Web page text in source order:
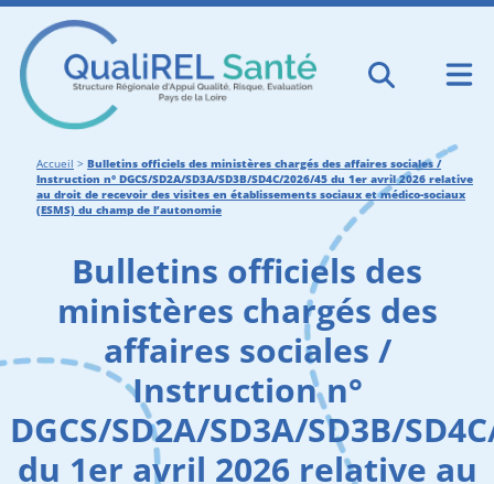
Accueil > Bulletins officiels des ministères chargés des affaires sociales /
Instruction n° DGCS/SD2A/SD3A/SD3B/SD4C/2026/45 du 1er avril 2026 relative
au droit de recevoir des visites en établissements sociaux et médico-sociaux
(ESMS) du champ de l’autonomie
Bulletins officiels des
ministères chargés des
affaires sociales /
Instruction n°
DGCS/SD2A/SD3A/SD3B/
du 1er avril 2026 relative au